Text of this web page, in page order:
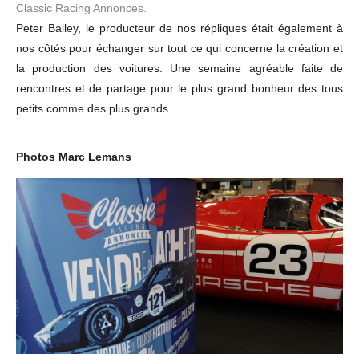
Classic Racing Annonces.
Peter Bailey, le producteur de nos répliques était également à
nos côtés pour échanger sur tout ce qui concerne la création et
la production des voitures. Une semaine agréable faite de
rencontres et de partage pour le plus grand bonheur des tous
petits comme des plus grands.
Photos Marc Lemans